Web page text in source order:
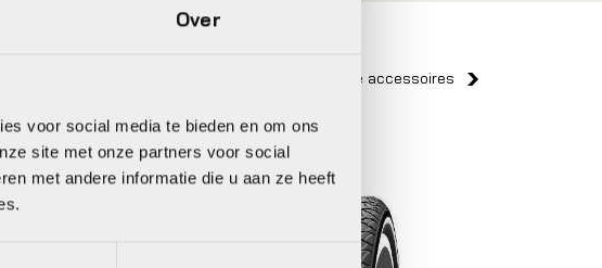
Over
voor social media te bieden en om ons
site met onze partners voor social
met andere informatie die u aan ze heeft
Bekijk alle accessoires
Schwalbe